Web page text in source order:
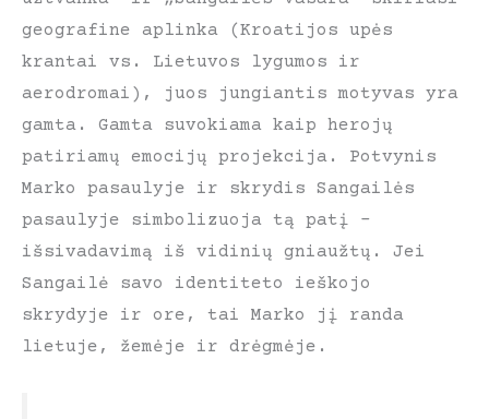
geografine aplinka (Kroatijos upės
krantai vs. Lietuvos lygumos ir
aerodromai), juos jungiantis motyvas yra
gamta. Gamta suvokiama kaip herojų
patiriamų emocijų projekcija. Potvynis
Marko pasaulyje ir skrydis Sangailės
pasaulyje simbolizuoja tą patį –
išsivadavimą iš vidinių gniaužtų. Jei
Sangailė savo identiteto ieškojo
skrydyje ir ore, tai Marko jį randa
lietuje, žemėje ir drėgmėje.